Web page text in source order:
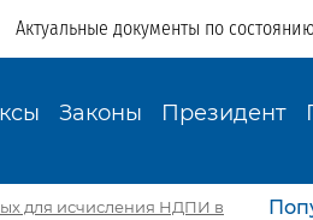
Актуальные документы по
Законы Президент
для исчисления НДПИ в